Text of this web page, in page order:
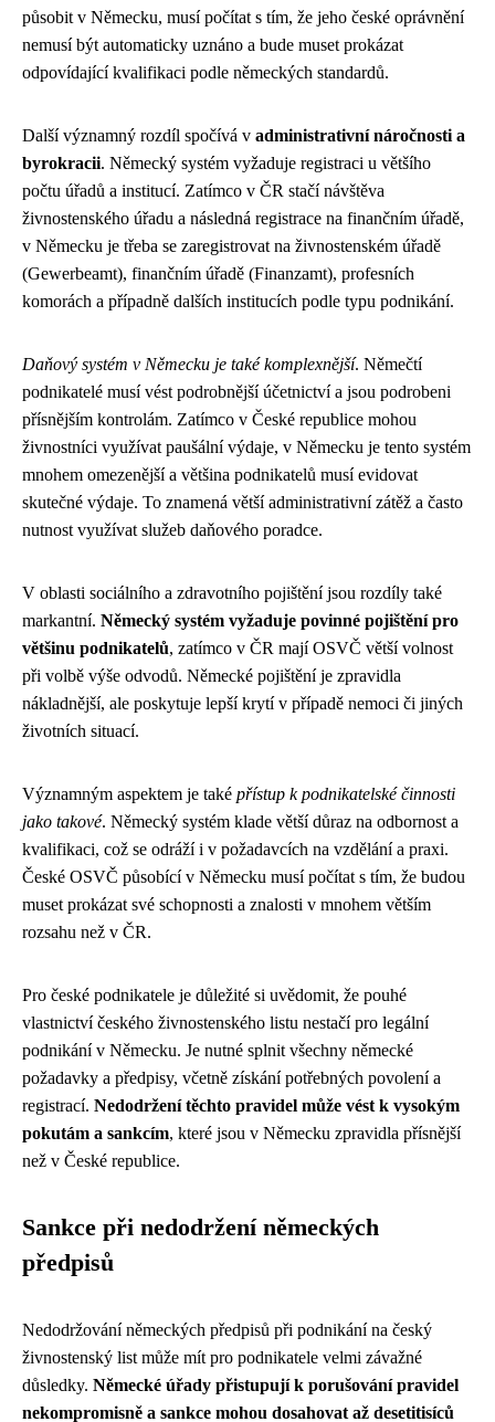
působit v Německu, musí počítat s tím, že jeho české oprávnění
nemusí být automaticky uznáno a bude muset prokázat
odpovídající kvalifikaci podle německých standardů.
Další významný rozdíl spočívá v administrativní náročnosti a
byrokracii. Německý systém vyžaduje registraci u většího
počtu úřadů a institucí. Zatímco v ČR stačí návštěva
živnostenského úřadu a následná registrace na finančním úřadě,
v Německu je třeba se zaregistrovat na živnostenském úřadě
(Gewerbeamt), finančním úřadě (Finanzamt), profesních
komorách a případně dalších institucích podle typu podnikání.
Daňový systém v Německu je také komplexnější. Němečtí
podnikatelé musí vést podrobnější účetnictví a jsou podrobeni
přísnějším kontrolám. Zatímco v České republice mohou
živnostníci využívat paušální výdaje, v Německu je tento systém
mnohem omezenější a většina podnikatelů musí evidovat
skutečné výdaje. To znamená větší administrativní zátěž a často
nutnost využívat služeb daňového poradce.
V oblasti sociálního a zdravotního pojištění jsou rozdíly také
markantní. Německý systém vyžaduje povinné pojištění pro
většinu podnikatelů, zatímco v ČR mají OSVČ větší volnost
při volbě výše odvodů. Německé pojištění je zpravidla
nákladnější, ale poskytuje lepší krytí v případě nemoci či jiných
životních situací.
Významným aspektem je také přístup k podnikatelské činnosti
jako takové. Německý systém klade větší důraz na odbornost a
kvalifikaci, což se odráží i v požadavcích na vzdělání a praxi.
České OSVČ působící v Německu musí počítat s tím, že budou
muset prokázat své schopnosti a znalosti v mnohem větším
rozsahu než v ČR.
Pro české podnikatele je důležité si uvědomit, že pouhé
vlastnictví českého živnostenského listu nestačí pro legální
podnikání v Německu. Je nutné splnit všechny německé
požadavky a předpisy, včetně získání potřebných povolení a
registrací. Nedodržení těchto pravidel může vést k vysokým
pokutám a sankcím, které jsou v Německu zpravidla přísnější
než v České republice.
Sankce při nedodržení německých
předpisů
Nedodržování německých předpisů při podnikání na český
živnostenský list může mít pro podnikatele velmi závažné
důsledky. Německé úřady přistupují k porušování pravidel
nekompromisně a sankce mohou dosahovat až desetitisíců